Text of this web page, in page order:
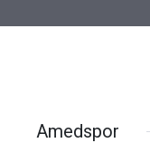
Amedspor